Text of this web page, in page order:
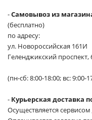
-Самовывоз из
(бесплатно)
по адресу:
ул. Новороссийская 161И
Геленджикский проспект,
(пн-сб: 8:00-18:00; вс: 9:00-
- Курьерская доставка
Осуществляется сервисом